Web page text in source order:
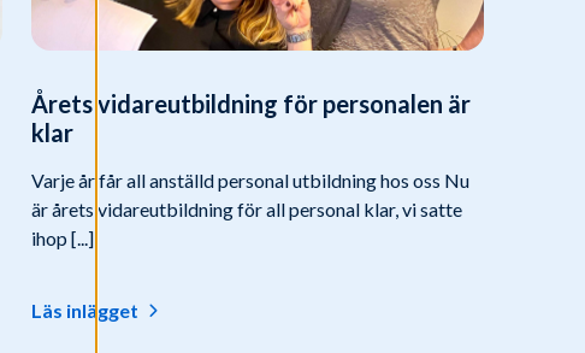
Årets vidareutbildning för personalen är
klar
Varje år får all anställd personal utbildning hos oss Nu
är årets vidareutbildning för all personal klar, vi satte
ihop [...]
Läs inlägget